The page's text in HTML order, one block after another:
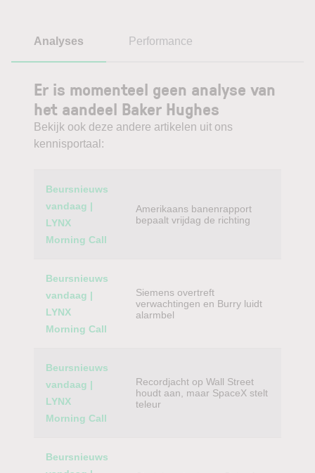
Analyses Performance
Er is momenteel geen analyse van
het aandeel Baker Hughes
Bekijk ook deze andere artikelen uit ons
kennisportaal:
Category
Beursnieuws
vandaag |
LYNX
Morning Call
Amerikaans banenrapport
bepaalt vrijdag de richting
Beursnieuws
vandaag |
LYNX
Morning Call
Siemens overtreft
verwachtingen en Burry luidt
alarmbel
Beursnieuws
vandaag |
LYNX
Morning Call
Recordjacht op Wall Street
houdt aan, maar SpaceX stelt
teleur
Beursnieuws